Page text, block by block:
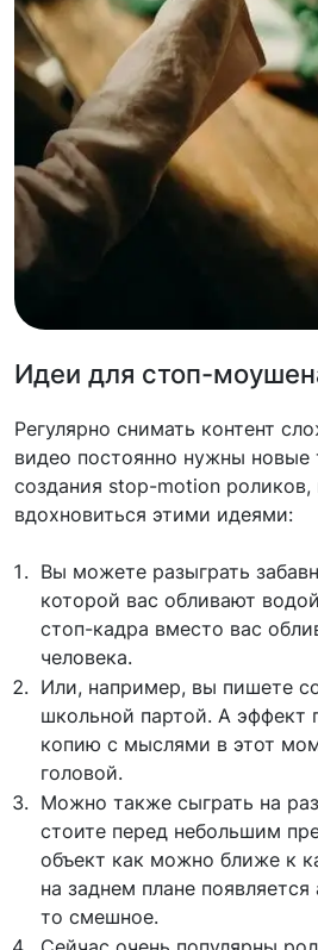
Идеи для стоп-
Регулярно снимать контент
видео постоянно нужны
создания stop-motion
вдохновиться этими идеями:
Вы можете разыграть
которой вас обливают
стоп-кадра вместо вас
человека.
Или, например, вы пишете
школьной партой. А эффект
копию с мыслями в этот
головой.
Можно также сыграть на
стоите перед небольшим
объект как можно ближе к
на заднем плане
то смешное.